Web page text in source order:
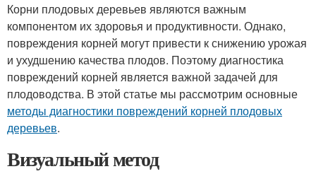
Корни плодовых деревьев являются важным
компонентом их здоровья и продуктивности. Однако,
повреждения корней могут привести к снижению урожая
и ухудшению качества плодов. Поэтому диагностика
повреждений корней является важной задачей для
плодоводства. В этой статье мы рассмотрим основные
методы диагностики повреждений корней плодовых
деревьев.
Визуальный метод